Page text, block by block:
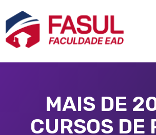
MAIS DE
CURSOS DE